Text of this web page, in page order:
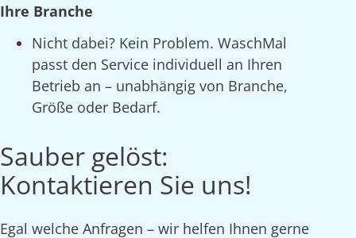
Ihre Branche
Nicht dabei? Kein Problem. WaschMal
passt den Service individuell an Ihren
Betrieb an – unabhängig von Branche,
Größe oder Bedarf.
Sauber gelöst:
Kontaktieren Sie uns!
Egal welche Anfragen – wir helfen Ihnen gerne